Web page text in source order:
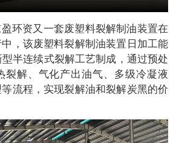
环资又一套废塑料裂解制油装置在
，该废塑料裂解制油装置日加工能
半连续式裂解工艺制成，通过预处
裂解、气化产出油气、多级冷凝液
流程，实现裂解油和裂解炭黑的价